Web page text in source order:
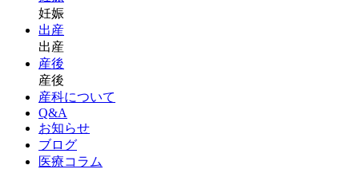
妊娠
出産
出産
産後
産後
産科について
Q&A
お知らせ
ブログ
医療コラム